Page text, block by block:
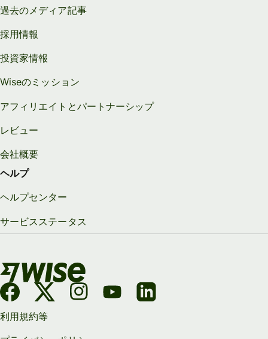
過去のメディア記事
採用情報
投資家情報
Wiseのミッション
アフィリエイトとパートナーシップ
レビュー
会社概要
ヘルプ
ヘルプセンター
サービスステータス
利用規約等